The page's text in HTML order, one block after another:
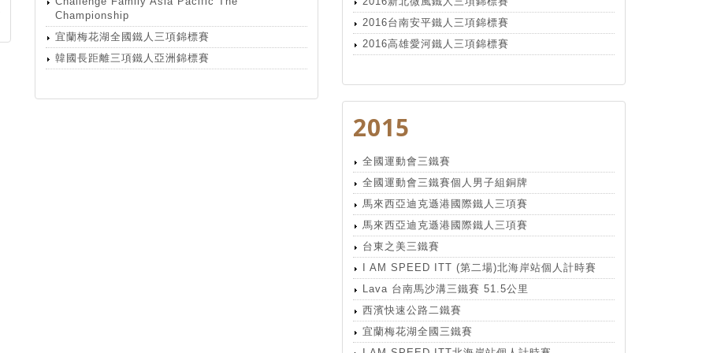
Championship
宜蘭梅花湖全國鐵人三項錦標賽
韓國長距離三項鐵人亞洲錦標賽
2016台南安平鐵人三項錦標賽
2016高雄愛河鐵人三項錦標賽
2015
全國運動會三鐵賽
全國運動會三鐵賽個人男子組銅牌
馬來西亞迪克遜港國際鐵人三項賽
馬來西亞迪克遜港國際鐵人三項賽
台東之美三鐵賽
I AM SPEED ITT (第二場)北海岸站個人計時賽
Lava 台南馬沙溝三鐵賽 51.5公里
西濱快速公路二鐵賽
宜蘭梅花湖全國三鐵賽